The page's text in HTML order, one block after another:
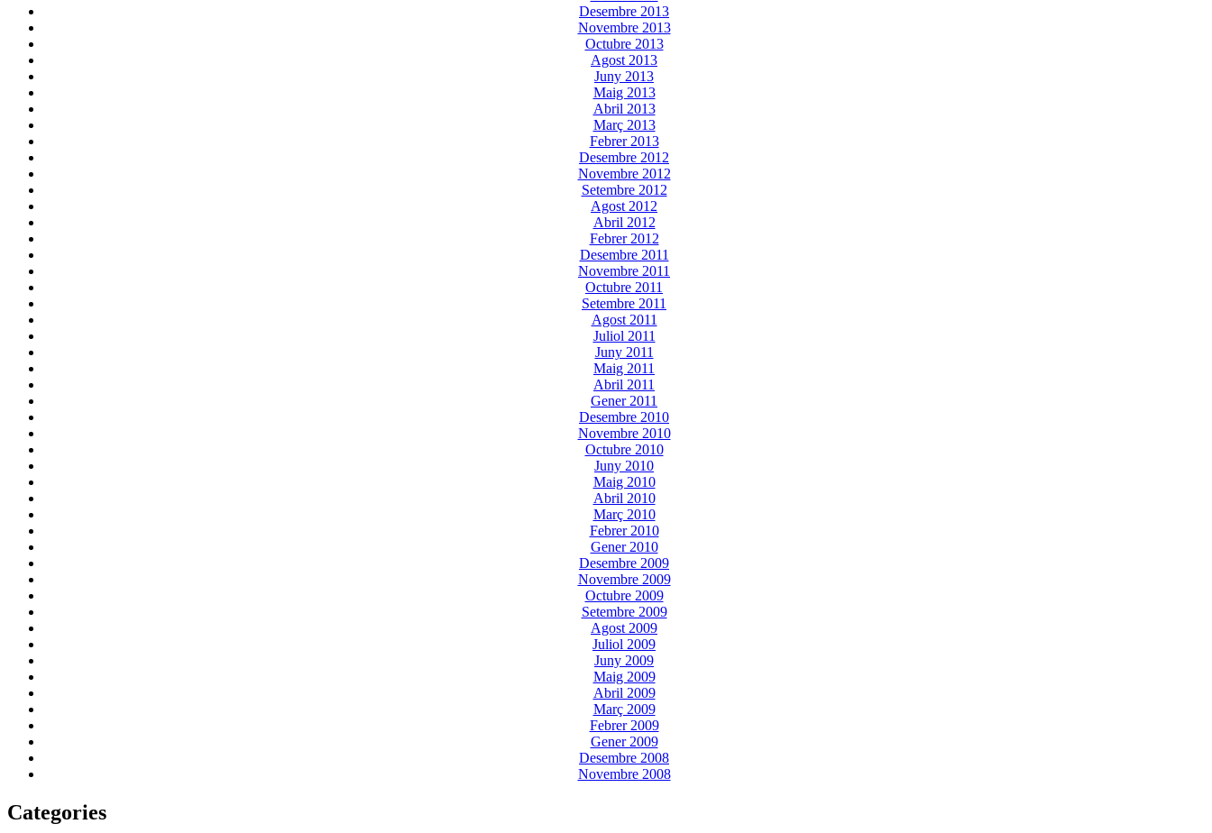
Desembre 2013
Novembre 2013
Octubre 2013
Agost 2013
Juny 2013
Maig 2013
Abril 2013
Març 2013
Febrer 2013
Desembre 2012
Novembre 2012
Setembre 2012
Agost 2012
Abril 2012
Febrer 2012
Desembre 2011
Novembre 2011
Octubre 2011
Setembre 2011
Agost 2011
Juliol 2011
Juny 2011
Maig 2011
Abril 2011
Gener 2011
Desembre 2010
Novembre 2010
Octubre 2010
Juny 2010
Maig 2010
Abril 2010
Març 2010
Febrer 2010
Gener 2010
Desembre 2009
Novembre 2009
Octubre 2009
Setembre 2009
Agost 2009
Juliol 2009
Juny 2009
Maig 2009
Abril 2009
Març 2009
Febrer 2009
Gener 2009
Desembre 2008
Novembre 2008
Categories